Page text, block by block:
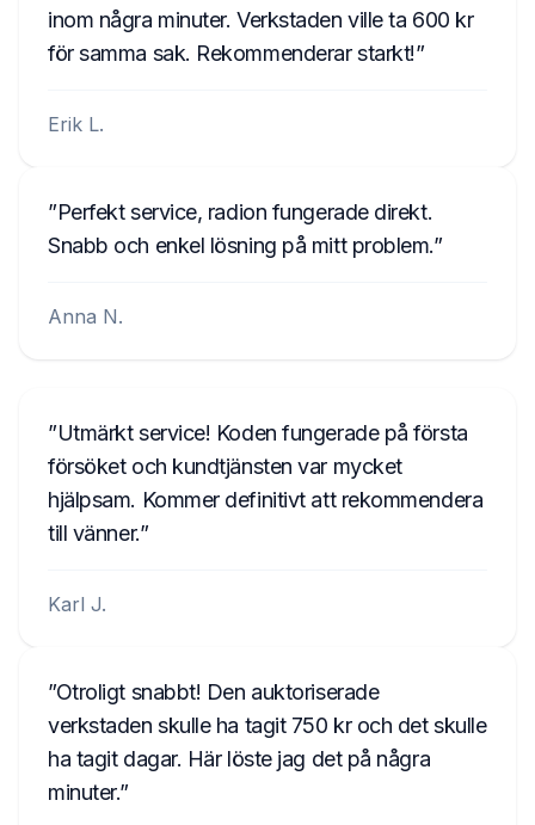
inom några minuter. Verkstaden ville ta 600 kr
för samma sak. Rekommenderar starkt!
Erik L.
Perfekt service, radion fungerade direkt.
Snabb och enkel lösning på mitt problem.
Anna N.
Utmärkt service! Koden fungerade på första
försöket och kundtjänsten var mycket
hjälpsam. Kommer definitivt att rekommendera
till vänner.
Karl J.
Otroligt snabbt! Den auktoriserade
verkstaden skulle ha tagit 750 kr och det skulle
ha tagit dagar. Här löste jag det på några
minuter.